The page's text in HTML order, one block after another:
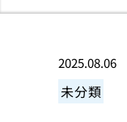
2025.08.06
未分類